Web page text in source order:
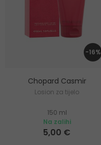
-16%
Chopard Casmir
Losion za tijelo
150 ml
Na zalihi
5,00 €